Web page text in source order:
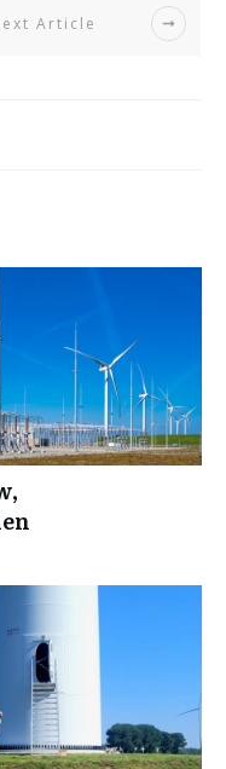
Article